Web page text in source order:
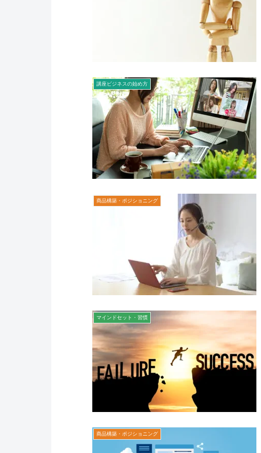
講座ビジネスの始め方
商品構築・ポジショニング
マインドセット・習慣
商品構築・ポジショニング